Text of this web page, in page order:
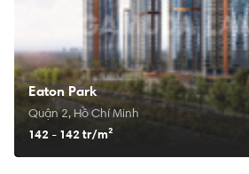
Eaton Park
Quận 2, Hồ Chí Minh
142 - 142 tr/m²